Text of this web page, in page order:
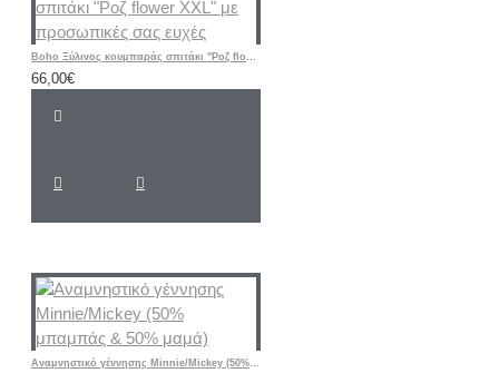
Boho Ξύλινος κουμπαράς σπιτάκι "Ροζ flower XXL" με προσωπικές σας ευχές
66,00€
Αναμνηστικό γέννησης Minnie/Mickey (50% μπαμπάς & 50% μαμά)